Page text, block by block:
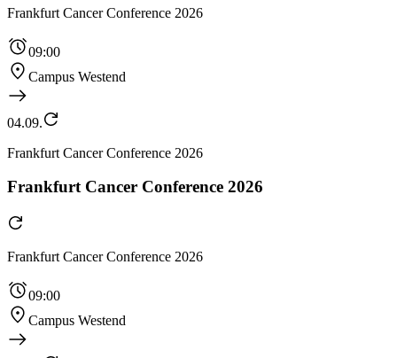
Frankfurt Cancer Conference 2026
09:00
Campus Westend
04.09.
Frankfurt Cancer Conference 2026
Frankfurt Cancer Conference 2026
Frankfurt Cancer Conference 2026
09:00
Campus Westend